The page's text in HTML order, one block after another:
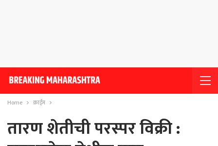
Home क्राईम
तारण शेतीची परस्पर विक्री :